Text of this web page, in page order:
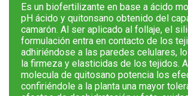
Es un biofertilizante en base a ácido
pH ácido y quitonsano obtenido del
camarón. Al ser aplicado al follaje, el
formulación entra en contacto de los
adhiriéndose a las paredes celulares,
la firmeza y elasticidas de los tejidos.
molecula de quitosano potencia los
confiriéndole a la planta una mayor